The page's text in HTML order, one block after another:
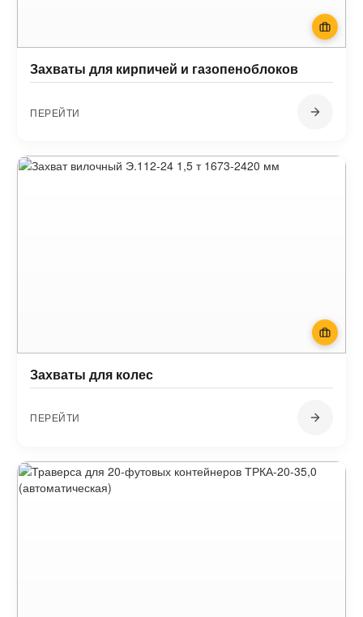
Захваты для кирпичей и газопеноблоков
ПЕРЕЙТИ
Захваты для колес
ПЕРЕЙТИ